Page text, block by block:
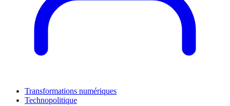
Transformations numériques
Technopolitique